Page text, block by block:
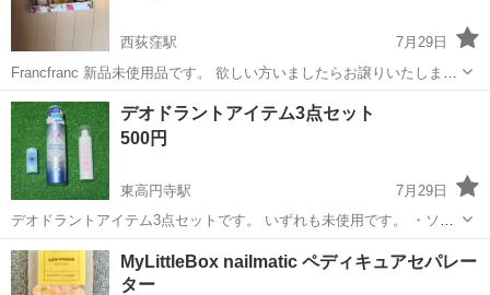
西荻窪駅
7月29日
Francfranc 新品未使用品です。 欲しい方いましたらお譲りいたしま
す。
東京 杉並区 西荻窪駅 ボディケア
デオドラントアイテム3点セット
500円
東高円寺駅
7月29日
デオドラントアイテム3点セットです。 いずれも未使用です。 ・ソフ
ティモ 薬用デオドラント パウダースプレー (無香料) 135g ・リフレデ
ィーナ タケヤビタミン研究室 50mL ・デオナチュレ 男ソフトストー...
東京 杉並区
MyLittleBox nailmatic ペディキュアセパレー
ター